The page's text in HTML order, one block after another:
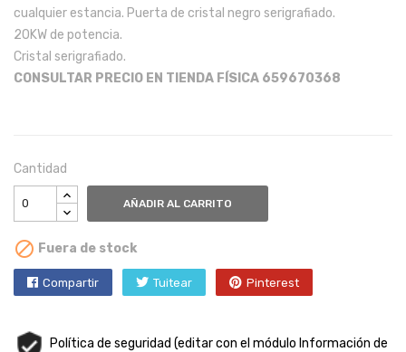
cualquier estancia. Puerta de cristal negro serigrafiado.
20KW de potencia.
Cristal serigrafiado.
CONSULTAR PRECIO EN TIENDA FÍSICA 659670368
Cantidad
AÑADIR AL CARRITO
 Fuera de stock
Compartir Tuitear Pinterest
Política de seguridad (editar con el módulo Información de